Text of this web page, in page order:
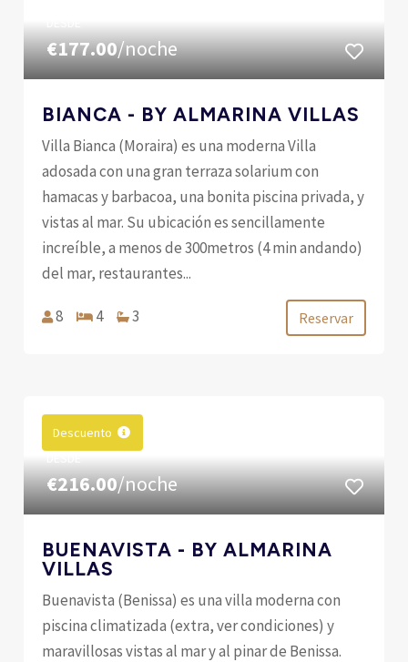
€177.00/noche
BIANCA - BY ALMARINA VILLAS
Villa Bianca (Moraira) es una moderna Villa
adosada con una gran terraza solarium con
hamacas y barbacoa, una bonita piscina privada, y
vistas al mar. Su ubicación es sencillamente
increíble, a menos de 300metros (4 min andando)
del mar, restaurantes...
8 4 3 Reservar
Descuento
€216.00/noche
BUENAVISTA - BY ALMARINA
VILLAS
Buenavista (Benissa) es una villa moderna con
piscina climatizada (extra, ver condiciones) y
maravillosas vistas al mar y al pinar de Benissa.